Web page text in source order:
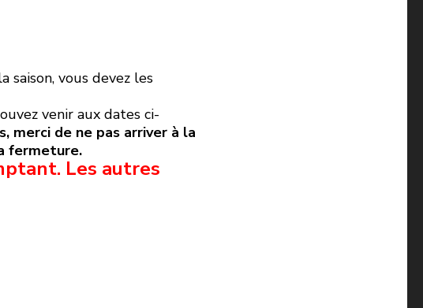
saison, vous devez les
venir aux dates ci-
merci de ne pas arriver à la
fermeture.
Les autres